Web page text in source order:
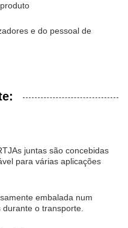
e do pessoal de
As juntas são concebidas
para várias aplicações
embalada num
o transporte.